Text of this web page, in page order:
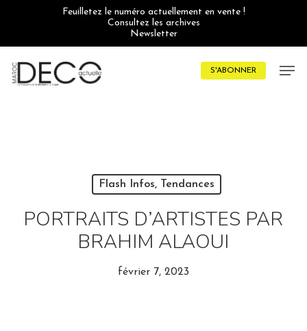
Feuilletez le numéro actuellement en vente !
Consultez les archives
Newsletter
S'ABONNER
Flash Infos, Tendances
PORTRAITS D’ARTISTES PAR
BRAHIM ALAOUI
février 7, 2023